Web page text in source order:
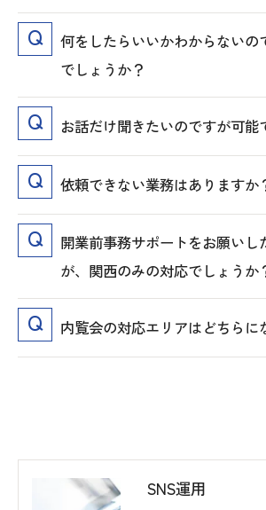
何をしたらいいかわからないの
でしょうか？
お話だけ聞きたいのですが可能
依頼できない業務はありますか
開業前事務サポートをお願いし
が、関西のみの対応でしょうか
内覧会の対応エリアはどちらに
SNS運用